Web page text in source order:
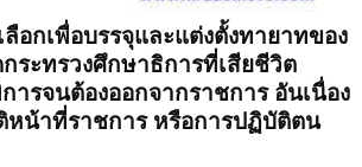
อกเพื่อบรรจุและแต่งตั้งทายาทของ
ระทรวงศึกษาธิการที่เสียชีวิต
รจนต้องออกจากราชการ อันเนื่อง
หน้าที่ราชการ หรือการปฏิบัติตน